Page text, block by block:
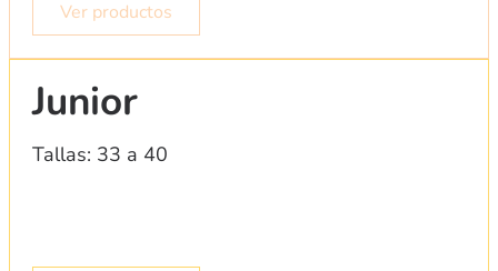
Ver productos
Junior
Tallas: 33 a 40